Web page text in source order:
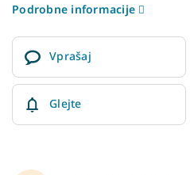
Podrobne informacije
Vprašaj
Glejte